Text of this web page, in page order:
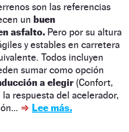
son las referencias
un buen
asfalto. Pero por su altura
y estables en carretera
Todos incluyen
sumar como opción
a elegir(Confort,
respuesta del acelerador,
⇒ Lee más.